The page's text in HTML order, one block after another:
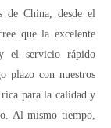
de China, desde el
que la excelente
el servicio rápido
plazo con nuestros
para la calidad y
Al mismo tiempo,